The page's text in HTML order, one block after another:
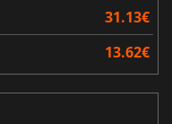
31.13€
13.62€